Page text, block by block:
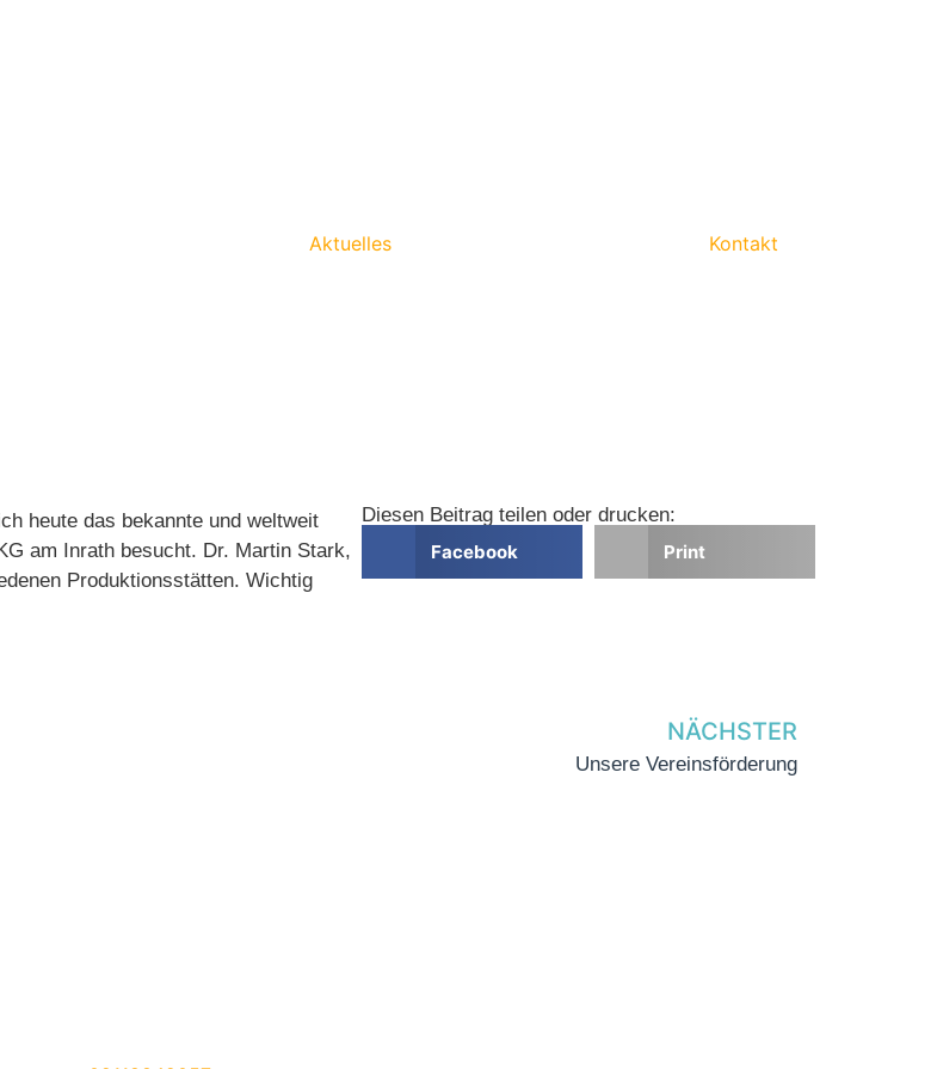
Aktuelles Kontakt
heute das bekannte und weltweit
am Inrath besucht. Dr. Martin Stark,
Produktionsstätten. Wichtig
Diesen Beitrag teilen oder drucken:
Facebook
Print
NÄCHSTER
Unsere Vereinsförderung